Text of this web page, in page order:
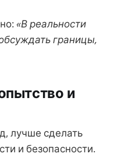
«В реальности
границы,
и
лучше сделать
и безопасности.